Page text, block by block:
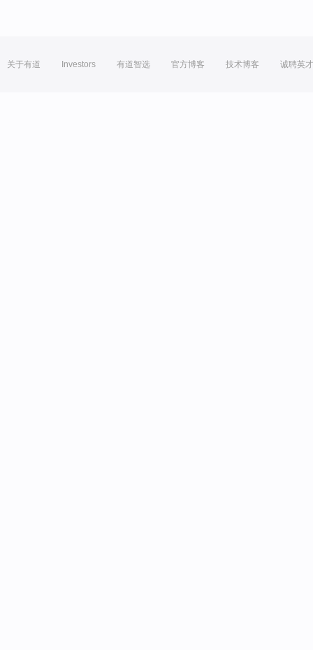
关于有道 Investors 有道智选 官方博客 技术博客 诚聘英才